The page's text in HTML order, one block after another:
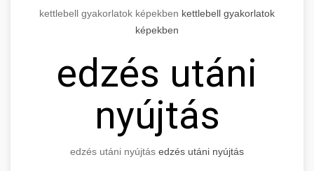
kettlebell gyakorlatok képekben kettlebell gyakorlatok
képekben
edzés utáni
nyújtás
edzés utáni nyújtás edzés utáni nyújtás